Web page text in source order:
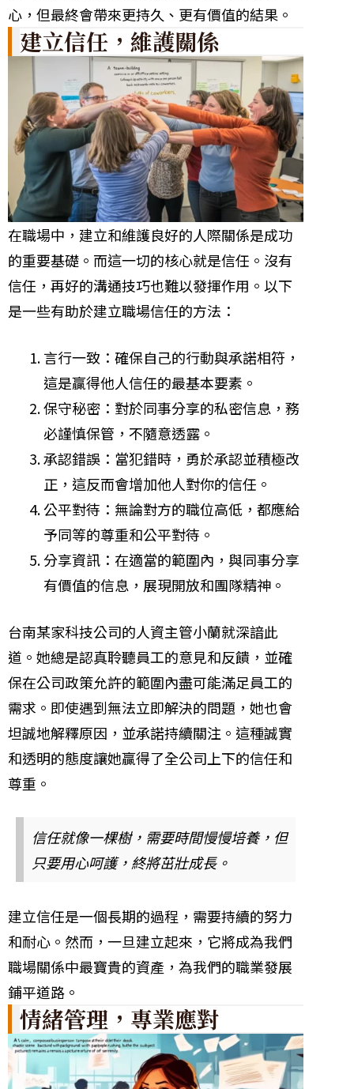
心，但最終會帶來更持久、更有價值的結果。
建立信任，維護關係
在職場中，建立和維護良好的人際關係是成功
的重要基礎。而這一切的核心就是信任。沒有
信任，再好的溝通技巧也難以發揮作用。以下
是一些有助於建立職場信任的方法：
言行一致：確保自己的行動與承諾相符，
這是贏得他人信任的最基本要素。
保守秘密：對於同事分享的私密信息，務
必謹慎保管，不隨意透露。
承認錯誤：當犯錯時，勇於承認並積極改
正，這反而會增加他人對你的信任。
公平對待：無論對方的職位高低，都應給
予同等的尊重和公平對待。
分享資訊：在適當的範圍內，與同事分享
有價值的信息，展現開放和團隊精神。
台南某家科技公司的人資主管小蘭就深諳此
道。她總是認真聆聽員工的意見和反饋，並確
保在公司政策允許的範圍內盡可能滿足員工的
需求。即使遇到無法立即解決的問題，她也會
坦誠地解釋原因，並承諾持續關注。這種誠實
和透明的態度讓她贏得了全公司上下的信任和
尊重。
信任就像一棵樹，需要時間慢慢培養，但
只要用心呵護，終將茁壯成長。
建立信任是一個長期的過程，需要持續的努力
和耐心。然而，一旦建立起來，它將成為我們
職場關係中最寶貴的資產，為我們的職業發展
鋪平道路。
情緒管理，專業應對